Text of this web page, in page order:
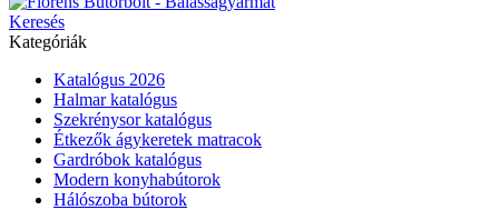
Keresés
Kategóriák
Katalógus 2026
Halmar katalógus
Szekrénysor katalógus
Étkezők ágykeretek matracok
Gardróbok katalógus
Modern konyhabútorok
Hálószoba bútorok